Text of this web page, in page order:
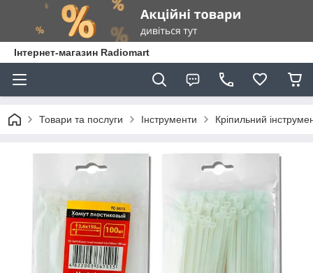
Інтернет-магазин Radiomart
Товари та послуги Інструменти Кріпильний